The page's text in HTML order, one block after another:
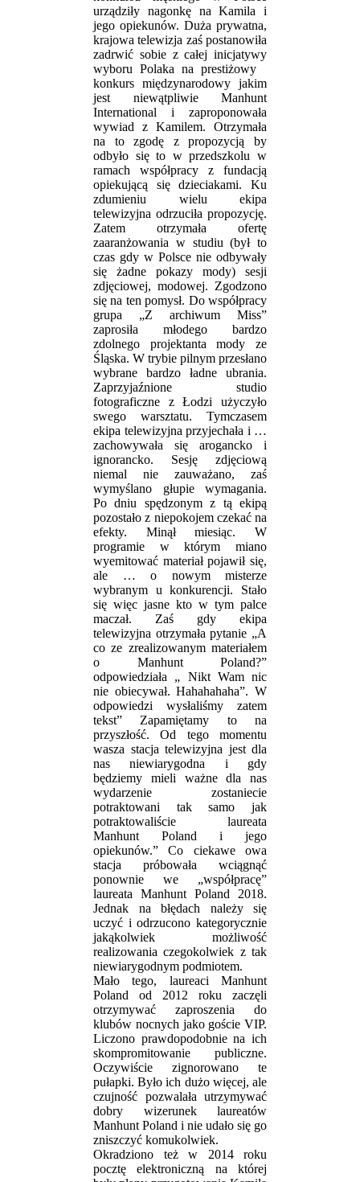
urządziły nagonkę na Kamila i
jego opiekunów. Duża prywatna,
krajowa telewizja zaś postanowiła
zadrwić sobie z całej inicjatywy
wyboru Polaka na prestiżowy
konkurs międzynarodowy jakim
jest niewątpliwie Manhunt
International i zaproponowała
wywiad z Kamilem. Otrzymała
na to zgodę z propozycją by
odbyło się to w przedszkolu w
ramach współpracy z fundacją
opiekującą się dzieciakami. Ku
zdumieniu wielu ekipa
telewizyjna odrzuciła propozycję.
Zatem otrzymała ofertę
zaaranżowania w studiu (był to
czas gdy w Polsce nie odbywały
się żadne pokazy mody) sesji
zdjęciowej, modowej. Zgodzono
się na ten pomysł. Do współpracy
grupa „Z archiwum Miss”
zaprosiła młodego bardzo
zdolnego projektanta mody ze
Śląska. W trybie pilnym przesłano
wybrane bardzo ładne ubrania.
Zaprzyjaźnione studio
fotograficzne z Łodzi użyczyło
swego warsztatu. Tymczasem
ekipa telewizyjna przyjechała i …
zachowywała się arogancko i
ignorancko. Sesję zdjęciową
niemal nie zauważano, zaś
wymyślano głupie wymagania.
Po dniu spędzonym z tą ekipą
pozostało z niepokojem czekać na
efekty. Minął miesiąc. W
programie w którym miano
wyemitować materiał pojawił się,
ale … o nowym misterze
wybranym u konkurencji. Stało
się więc jasne kto w tym palce
maczał. Zaś gdy ekipa
telewizyjna otrzymała pytanie „A
co ze zrealizowanym materiałem
o Manhunt Poland?”
odpowiedziała „ Nikt Wam nic
nie obiecywał. Hahahahaha”. W
odpowiedzi wysłaliśmy zatem
tekst” Zapamiętamy to na
przyszłość. Od tego momentu
wasza stacja telewizyjna jest dla
nas niewiarygodna i gdy
będziemy mieli ważne dla nas
wydarzenie zostaniecie
potraktowani tak samo jak
potraktowaliście laureata
Manhunt Poland i jego
opiekunów.” Co ciekawe owa
stacja próbowała wciągnąć
ponownie we „współpracę”
laureata Manhunt Poland 2018.
Jednak na błędach należy się
uczyć i odrzucono kategorycznie
jakąkolwiek możliwość
realizowania czegokolwiek z tak
niewiarygodnym podmiotem.
Mało tego, laureaci Manhunt
Poland od 2012 roku zaczęli
otrzymywać zaproszenia do
klubów nocnych jako goście VIP.
Liczono prawdopodobnie na ich
skompromitowanie publiczne.
Oczywiście zignorowano te
pułapki. Było ich dużo więcej, ale
czujność pozwalała utrzymywać
dobry wizerunek laureatów
Manhunt Poland i nie udało się go
zniszczyć komukolwiek.
Okradziono też w 2014 roku
pocztę elektroniczną na której